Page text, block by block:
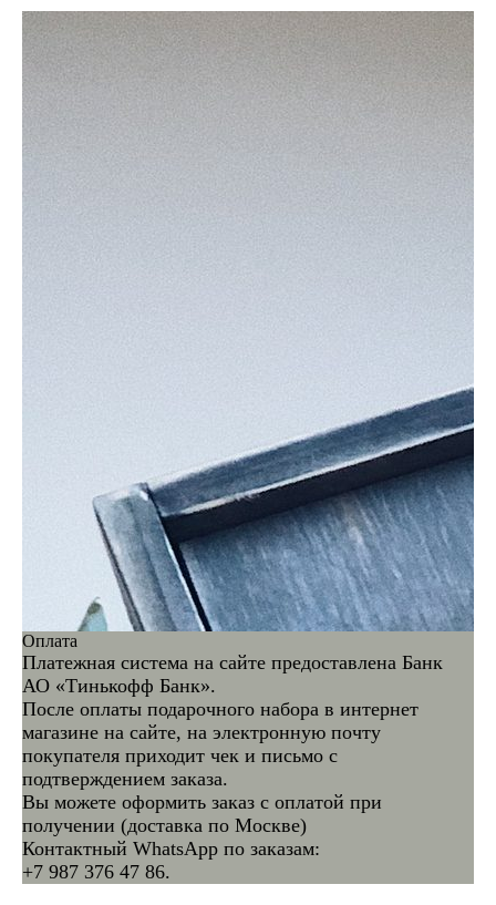
Оплата
Платежная система на сайте предоставлена Банк
АО «Тинькофф Банк».
После оплаты подарочного набора в интернет
магазине на сайте, на электронную почту
покупателя приходит чек и письмо с
подтверждением заказа.
Вы можете оформить заказ с оплатой при
получении (доставка по Москве)
Контактный WhatsApp по заказам:
+7 987 376 47 86.